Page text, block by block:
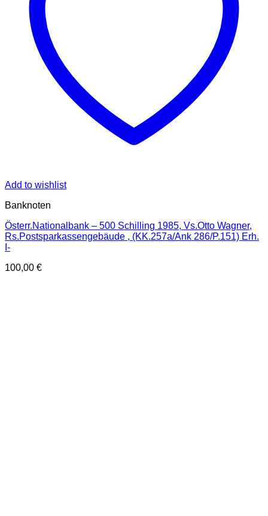
Add to wishlist
Banknoten
Österr.Nationalbank – 500 Schilling 1985, Vs.Otto Wagner,
Rs.Postsparkassengebäude , (KK.257a/Ank 286/P.151) Erh.
I-
100,00 €